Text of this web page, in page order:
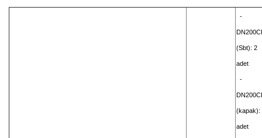
-
(Sbt): 2
adet
-
(kapak):
adet